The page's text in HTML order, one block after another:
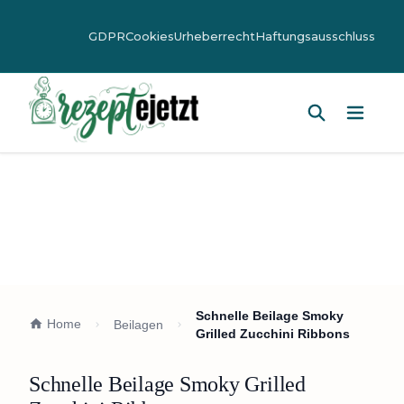
GDPRCookiesUrheberrechtHaftungsausschluss
Home Beilagen
Schnelle Beilage Smoky
Grilled Zucchini Ribbons
Schnelle Beilage Smoky Grilled